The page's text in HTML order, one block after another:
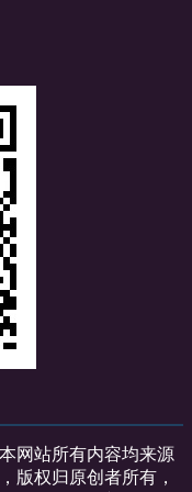
网站所有内容均来源
版权归原创者所有，